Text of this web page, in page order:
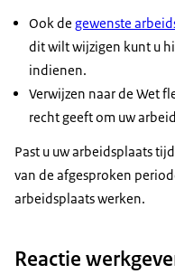
Ook de gewenste
dit wilt wijzigen kunt u
indienen.
Verwijzen naar de Wet
recht geeft om uw
Past u uw arbeidsplaats
van de afgesproken
arbeidsplaats werken.
Reactie